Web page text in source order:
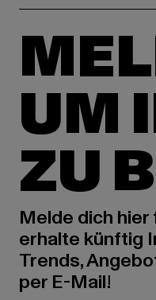
UM
ZU
Melde dich
erhalte künftig
Trends,
per E-Mail!